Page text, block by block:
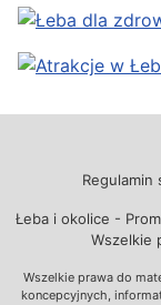
Regulamin
Łeba i okolice -
Wszelkie
Wszelkie prawa do
koncepcyjnych,